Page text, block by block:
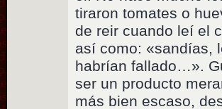
tiraron tomates o
de reir cuando leí el
así como: «sandías,
habrían fallado…».
ser un producto
más bien escaso,